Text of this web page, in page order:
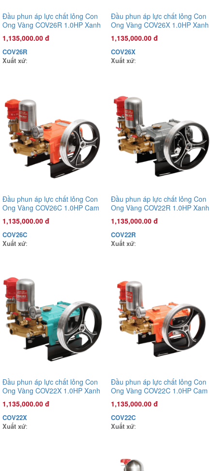
Đầu phun áp lực chất lỏng Con Ong Vàng COV26R 1.0HP Xanh
rêu
1,135,000.00 đ
COV26R
mờ
1,135,000.00 đ
Đầu phun áp lực chất lỏng Con
Ong Vàng COV26R 1.0HP Xanh
rêu
1,135,000.00 đ
COV26R
Xuất xứ:
Đầu phun áp lực chất lỏng Con
Ong Vàng COV26X 1.0HP Xanh
mờ
1,135,000.00 đ
COV26X
Xuất xứ:
Đầu phun áp lực chất lỏng Con
Ong Vàng COV26C 1.0HP Cam
1,135,000.00 đ
COV26C
Xuất xứ:
Đầu phun áp lực chất lỏng Con
Ong Vàng COV22R 1.0HP Xanh
rêu
1,135,000.00 đ
COV22R
Xuất xứ:
Đầu phun áp lực chất lỏng Con
Ong Vàng COV22X 1.0HP Xanh
mờ
1,135,000.00 đ
COV22X
Xuất xứ:
Đầu phun áp lực chất lỏng Con
Ong Vàng COV22C 1.0HP Cam
1,135,000.00 đ
COV22C
Xuất xứ: